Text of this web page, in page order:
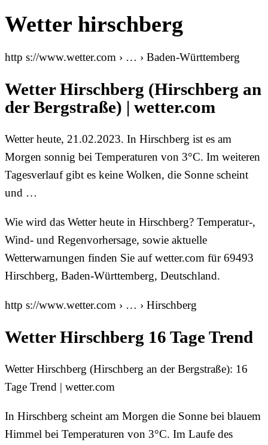
Wetter hirschberg
http s://www.wetter.com › … › Baden-Württemberg
Wetter Hirschberg (Hirschberg an
der Bergstraße) | wetter.com
Wetter heute, 21.02.2023. In Hirschberg ist es am
Morgen sonnig bei Temperaturen von 3°C. Im weiteren
Tagesverlauf gibt es keine Wolken, die Sonne scheint
und …
Wie wird das Wetter heute in Hirschberg? Temperatur-,
Wind- und Regenvorhersage, sowie aktuelle
Wetterwarnungen finden Sie auf wetter.com für 69493
Hirschberg, Baden-Württemberg, Deutschland.
http s://www.wetter.com › … › Hirschberg
Wetter Hirschberg 16 Tage Trend
Wetter Hirschberg (Hirschberg an der Bergstraße): 16
Tage Trend | wetter.com
In Hirschberg scheint am Morgen die Sonne bei blauem
Himmel bei Temperaturen von 3°C. Im Laufe des